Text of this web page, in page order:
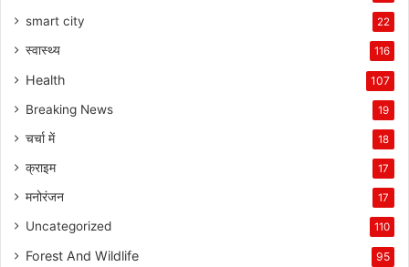
smart city 22
स्वास्थ्य 116
Health 107
Breaking News 19
चर्चा में 18
क्राइम 17
मनोरंजन 17
Uncategorized 110
Forest And Wildlife 95